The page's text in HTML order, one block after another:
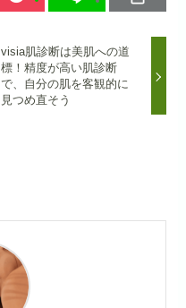
visia肌診断は美肌への道
標！精度が高い肌診断
で、自分の肌を客観的に
見つめ直そう